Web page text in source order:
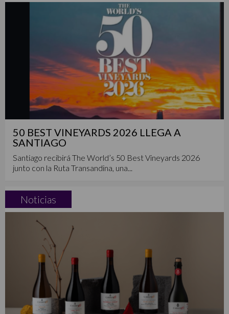
50 BEST VINEYARDS 2026 LLEGA A
SANTIAGO
Santiago recibirá The World’s 50 Best Vineyards 2026
junto con la Ruta Transandina, una...
Noticias